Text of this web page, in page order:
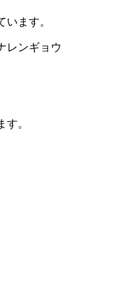
ます。
レンギョウ
。